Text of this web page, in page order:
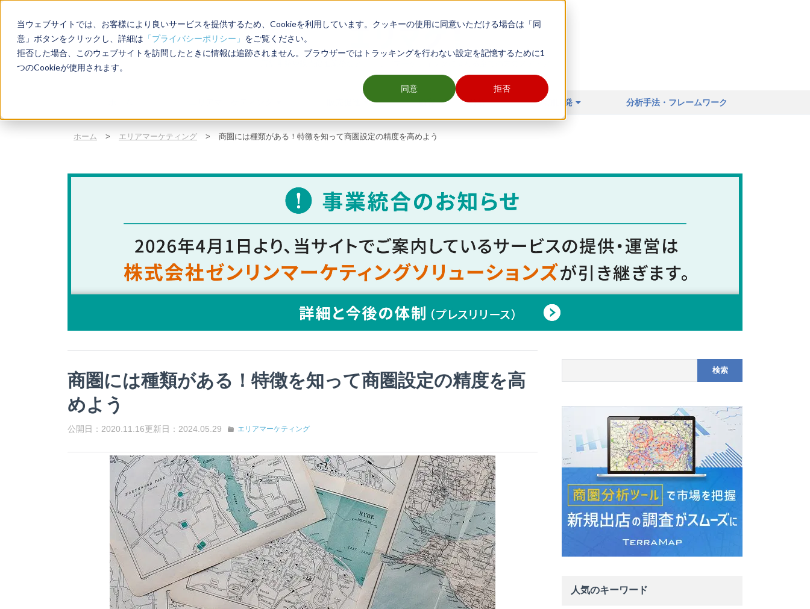
当ウェブサイトでは、お客様により良いサービスを提供するため、Cookieを利用しています。クッキーの使用に同意いただける場合は「同
意」ボタンをクリックし、詳細は 「プライバシーポリシー」 をご覧ください。
拒否した場合、このウェブサイトを訪問したときに情報は追跡されません。ブラウザーではトラッキングを行わない設定を記憶するために1
つのCookieが使用されます。
同意 拒否
顧客・データ分析 店舗開発 分析手法・フレームワーク
ホーム > エリアマーケティング > 商圏には種類がある！特徴を知って商圏設定の精度を高めよう
商圏には種類がある！特徴を知って商圏設定の精度を高
めよう
公開日：2020.11.16更新日：2024.05.29 エリアマーケティング
人気のキーワード